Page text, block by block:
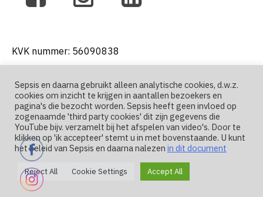
KVK nummer: 56090838
T: +31 6 41271004
E: nutma@sepsis-en-daarna.nl
Sepsis en daarna gebruikt alleen analytische cookies, d.w.z.
cookies om inzicht te krijgen in aantallen bezoekers en
pagina's die bezocht worden. Sepsis heeft geen invloed op
zogenaamde 'third party cookies' dit zijn gegevens die
YouTube bijv. verzamelt bij het afspelen van video's. Door te
klikken op 'ik accepteer' stemt u in met bovenstaande. U kunt
het beleid van Sepsis en daarna nalezen in dit document
Reject All Cookie Settings Accept All